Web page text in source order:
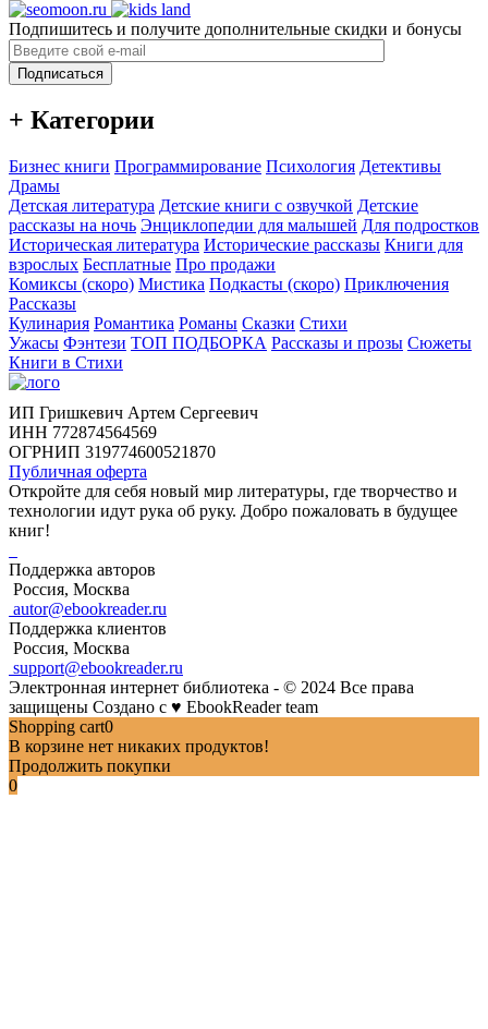
Подпишитесь и получите дополнительные скидки и бонусы
Подписаться
+ Категории
Бизнес книги Программирование Психология Детективы
Драмы
Детская литература Детские книги с озвучкой Детские
рассказы на ночь Энциклопедии для малышей Для подростков
Историческая литература Исторические рассказы Книги для
взрослых Бесплатные Про продажи
Комиксы (скоро) Мистика Подкасты (скоро) Приключения
Рассказы
Кулинария Романтика Романы Сказки Стихи
Ужасы Фэнтези ТОП ПОДБОРКА Рассказы и прозы Сюжеты
Книги в Стихи
ИП Гришкевич Артем Сергеевич
ИНН 772874564569
ОГРНИП 319774600521870
Публичная оферта
Откройте для себя новый мир литературы, где творчество и
технологии идут рука об руку. Добро пожаловать в будущее
книг!
Поддержка авторов
Россия, Москва
autor@ebookreader.ru
Поддержка клиентов
Россия, Москва
support@ebookreader.ru
Электронная интернет библиотека - © 2024 Все права
защищены Создано с ♥ EbookReader team
Shopping cart0
В корзине нет никаких продуктов!
Продолжить покупки
0